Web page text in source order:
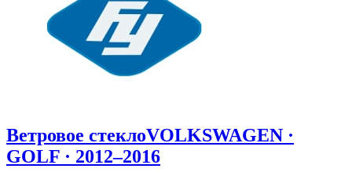
Ветровое стеклоVOLKSWAGEN ·
GOLF · 2012–2016